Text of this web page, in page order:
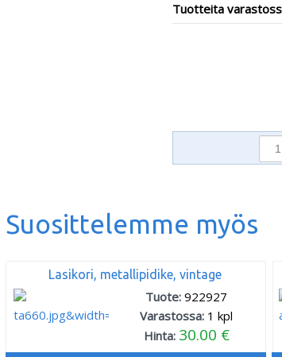
Tuotteita
Suosittelemme myös
Lasikori, metallipidike, vintage
Tuote:922927
Varastossa: 1 kpl
Hinta: 30.00 €